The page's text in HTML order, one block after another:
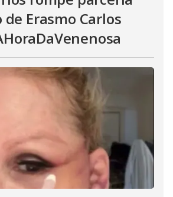
Erasmo Carlos